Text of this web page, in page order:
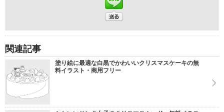
関連記事
塗り絵に最適な白黒でかわいいクリスマスケーキの無
料イラスト・商用フリー